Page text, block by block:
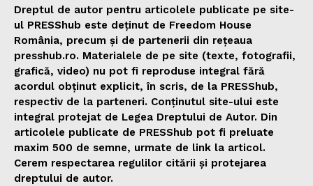
Dreptul de autor pentru articolele publicate pe site-
ul PRESShub este deținut de Freedom House
România, precum și de partenerii din rețeaua
presshub.ro. Materialele de pe site (texte, fotografii,
grafică, video) nu pot fi reproduse integral fără
acordul obținut explicit, în scris, de la PRESShub,
respectiv de la parteneri. Conținutul site-ului este
integral protejat de Legea Dreptului de Autor. Din
articolele publicate de PRESShub pot fi preluate
maxim 500 de semne, urmate de link la articol.
Cerem respectarea regulilor citării și protejarea
dreptului de autor.